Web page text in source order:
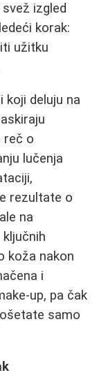
izgled
korak:
užitku
koji deluju na
reč o
lučenja
rezultate o
na
koža nakon
i
pa čak
samo